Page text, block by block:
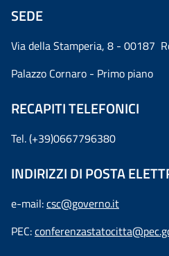
SEDE
Via della Stamperia, 8 - 00187
Palazzo Cornaro - Primo piano
RECAPITI TELEFONICI
Tel. (+39)0667796380
INDIRIZZI DI POSTA
e-mail:csc@governo.it
PEC: